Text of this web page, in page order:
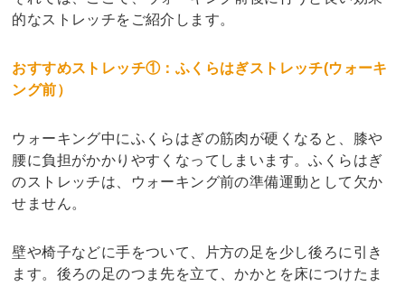
的なストレッチをご紹介します。
おすすめストレッチ①：ふくらはぎストレッチ(ウォーキ
ング前）
ウォーキング中にふくらはぎの筋肉が硬くなると、膝や
腰に負担がかかりやすくなってしまいます。ふくらはぎ
のストレッチは、ウォーキング前の準備運動として欠か
せません。
壁や椅子などに手をついて、片方の足を少し後ろに引き
ます。後ろの足のつま先を立て、かかとを床につけたま